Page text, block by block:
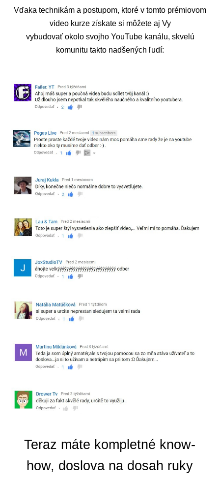
Vďaka technikám a postupom, ktoré v tomto prémiovom
video kurze získate si môžete aj Vy
vybudovať okolo svojho YouTube kanálu, skvelú
komunitu takto nadšených ľudí:
Teraz máte kompletné know-
how, doslova na dosah ruky